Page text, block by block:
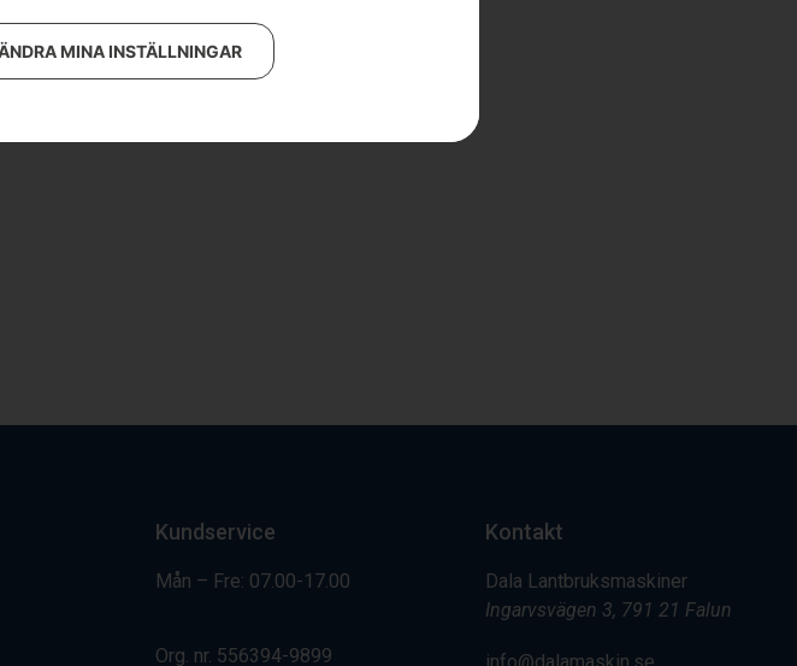
MINA INSTÄLLNINGAR
Kundservice
Mån – Fre: 07.00-17.00
Org. nr. 556394-9899
Kontakt
Dala Lantbruksmaskiner
Ingarvsvägen 3, 791 21 Falun